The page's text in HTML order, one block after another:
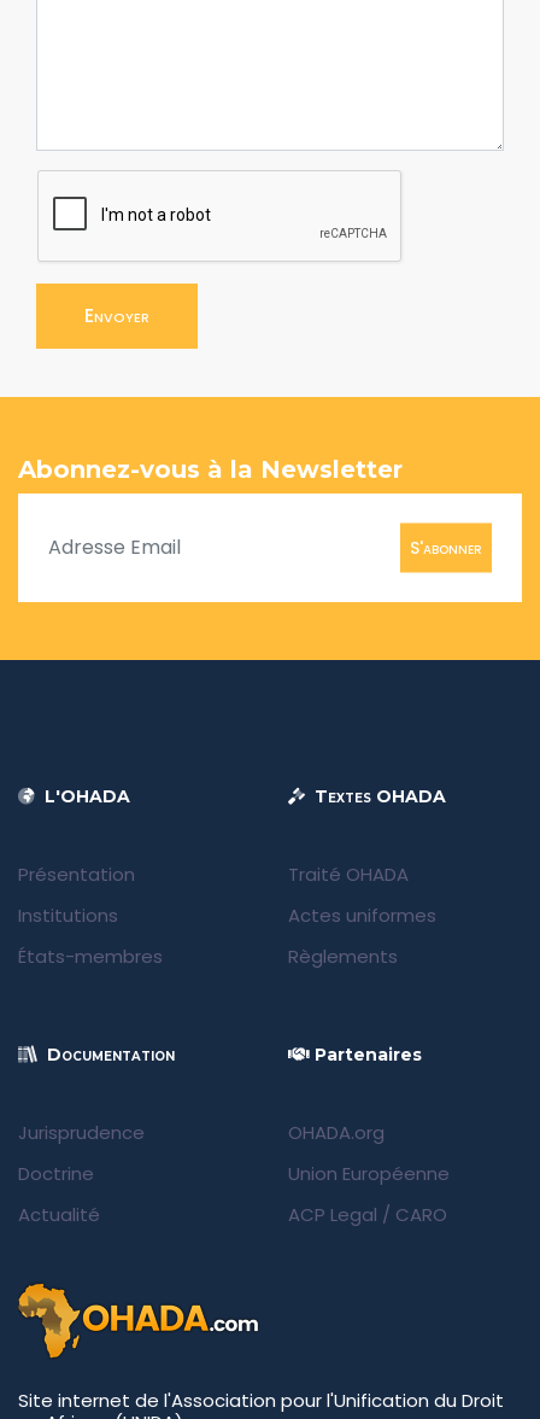
Envoyer
Abonnez-vous à la Newsletter
S'abonner
L'OHADA
Présentation
Institutions
États-membres
Textes OHADA
Traité OHADA
Actes uniformes
Règlements
Documentation
Jurisprudence
Doctrine
Actualité
Partenaires
OHADA.org
Union Européenne
ACP Legal / CARO
Site internet de l'Association pour l'Unification du Droit